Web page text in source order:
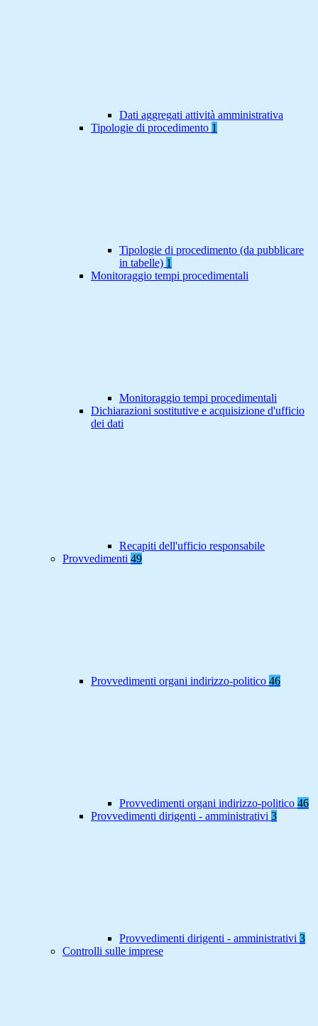
Dati aggregati attività amministrativa
Tipologie di procedimento 1
Tipologie di procedimento (da pubblicare
in tabelle) 1
Monitoraggio tempi procedimentali
Monitoraggio tempi procedimentali
Dichiarazioni sostitutive e acquisizione d'ufficio
dei dati
Recapiti dell'ufficio responsabile
Provvedimenti 49
Provvedimenti organi indirizzo-politico 46
Provvedimenti organi indirizzo-politico 46
Provvedimenti dirigenti - amministrativi 3
Provvedimenti dirigenti - amministrativi 3
Controlli sulle imprese